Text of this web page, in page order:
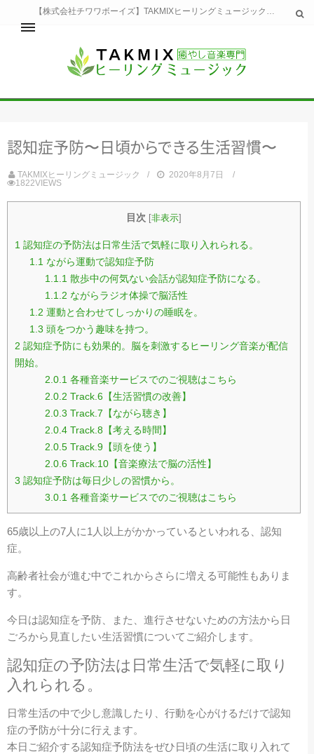
【株式会社チワワボーイズ】TAKMIXヒーリングミュージックへようこそ。TAKMIXヒーリングミュージックは貴方に特別な癒やしの時間をご提供致します。
ホーム
睡眠
美容
お問い合わせ
運営会社
認知症予防〜日 頃からできる生活習慣〜
TAKMIXヒーリングミュージック
2020年8月7日
1822VIEWS
目次 [非表示]
1 認知症の予防法は日常生活で気軽に取り入れられる。
1.1 ながら運動で認知症予防
1.1.1 散歩中の何気ない会話が認知症予防になる。
1.1.2 ながらラジオ体操で脳活性
1.2 運動と合わせてしっかりの睡眠を。
1.3 頭をつかう趣味を持つ。
2 認知症予防にも効果的。脳を刺激するヒーリング音楽が配信
開始。
2.0.1 各種音楽サービスでのご視聴はこちら
2.0.2 Track.6【生活習慣の改善】
2.0.3 Track.7【ながら聴き】
2.0.4Track.8【考える時間】
2.0.5Track.9【頭を使う】
2.0.6Track.10【音楽療法で脳の活性】
3 認知症予防は毎日少しの習慣から。
3.0.1 各種音楽サービスでのご視聴はこちら
65歳以上の7人に1人以上がかかっているといわれる、認知
症。
高齢者社会が進む中でこれからさらに増える可能性もありま
す。
今日は認知症を予防、また、進行させないための方法から日
ごろから見直したい生活習慣についてご紹介します。
認知症の予防法は日常生活で気軽に取り
入れられる。
日常生活の中で少し意識したり、行動を心がけるだけで認知
症の予防が十分に行えます。
本日ご紹介する認知症予防法をぜひ日頃の生活に取り入れて